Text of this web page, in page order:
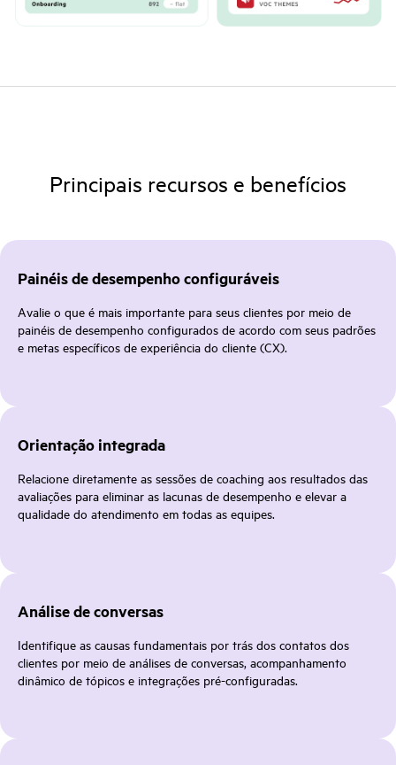
Principais recursos e benefícios
Análise de conversas
Identifique as causas fundamentais por trás dos contatos dos
clientes por meio de análises de conversas, acompanhamento
dinâmico de tópicos e integrações pré-configuradas.
Orientação integrada
Relacione diretamente as sessões de coaching aos resultados das
avaliações para eliminar as lacunas de desempenho e elevar a
qualidade do atendimento em todas as equipes.
Painéis de desempenho configuráveis
Avalie o que é mais importante para seus clientes por meio de
painéis de desempenho configurados de acordo com seus padrões
e metas específicos de experiência do cliente (CX).